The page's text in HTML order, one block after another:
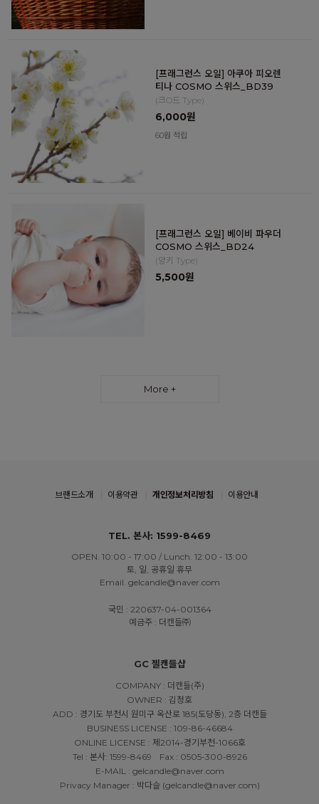
[프래그런스 오일] 아쿠아 피오렌
티나 COSMO 스위스_BD39
(크O드 Type)
6,000원
60원 적립
[프래그런스 오일] 베이비 파우더
COSMO 스위스_BD24
(양키 Type)
5,500원
More +
브랜드소개 이용약관 개인정보처리방침 이용안내
TEL. 본사: 1599-8469
OPEN. 10:00 - 17:00 / Lunch. 12:00 - 13:00
토, 일, 공휴일 휴무
Email. gelcandle@naver.com
국민 : 220637-04-001364
예금주 : 더캔들㈜
GC 젤캔들샵
COMPANY : 더캔들(주)
OWNER : 김정호
ADD : 경기도 부천시 원미구 옥산로 185(도당동), 2층 더캔들
BUSINESS LICENSE : 109-86-46684
ONLINE LICENSE : 제2014-경기부천-1066호
Tel : 본사: 1599-8469
Fax : 0505-300-8926
E-MAIL : gelcandle@naver.com
Privacy Manager : 박다슬 (gelcandle@naver.com)